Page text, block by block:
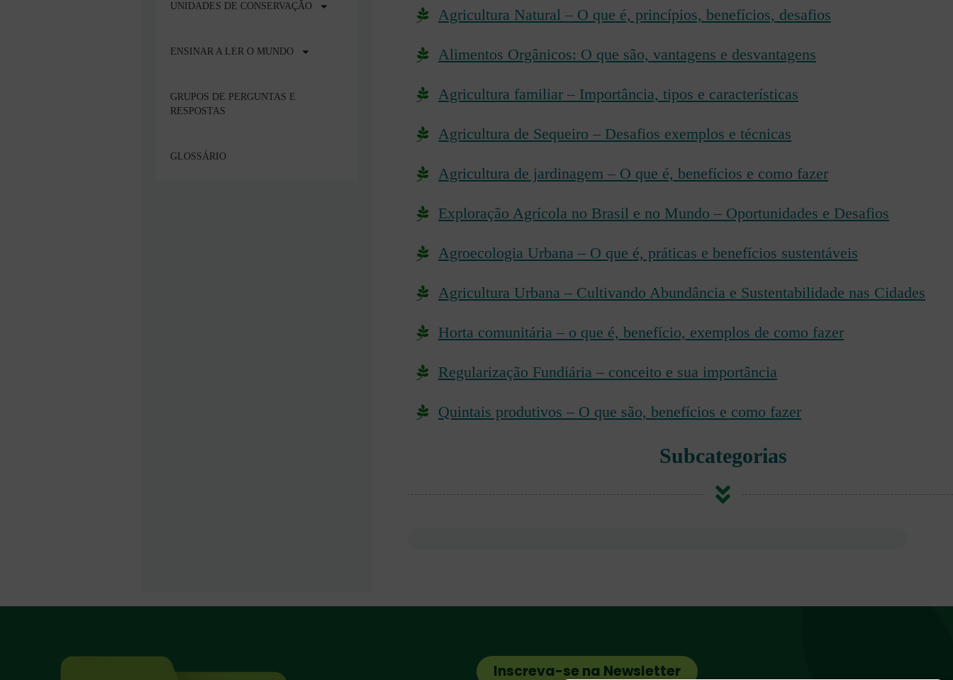
UNIDADES DE CONSERVAÇÃO
ENSINAR A LER O MUNDO
GRUPOS DE PERGUNTAS E
RESPOSTAS
GLOSSÁRIO
Agricultura Natural – O que é, princípios, benefícios, desafios
Alimentos Orgânicos: O que são, vantagens e desvantagens
Agricultura familiar – Importância, tipos e características
Agricultura de Sequeiro – Desafios exemplos e técnicas
Agricultura de jardinagem – O que é, benefícios e como fazer
Exploração Agrícola no Brasil e no Mundo – Oportunidades e Desafios
Agroecologia Urbana – O que é, práticas e benefícios sustentáveis
Agricultura Urbana – Cultivando Abundância e Sustentabilidade nas Cidades
Horta comunitária – o que é, benefício, exemplos de como fazer
Regularização Fundiária – conceito e sua importância
Quintais produtivos – O que são, benefícios e como fazer
Subcategorias
Inscreva-se na Newsletter